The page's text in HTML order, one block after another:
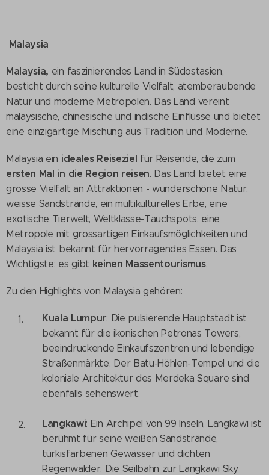
Malaysia
Malaysia, ein faszinierendes Land in Südostasien,
besticht durch seine kulturelle Vielfalt, atemberaubende
Natur und moderne Metropolen. Das Land vereint
malaysische, chinesische und indische Einflüsse und bietet
eine einzigartige Mischung aus Tradition und Moderne.
Malaysia ein ideales Reiseziel für Reisende, die zum
ersten Mal in die Region reisen. Das Land bietet eine
grosse Vielfalt an Attraktionen - wunderschöne Natur,
weisse Sandstrände, ein multikulturelles Erbe, eine
exotische Tierwelt, Weltklasse-Tauchspots, eine
Metropole mit grossartigen Einkaufsmöglichkeiten und
Malaysia ist bekannt für hervorragendes Essen. Das
Wichtigste: es gibt keinen Massentourismus.
Zu den Highlights von Malaysia gehören:
Kuala Lumpur: Die pulsierende Hauptstadt ist
bekannt für die ikonischen Petronas Towers,
beeindruckende Einkaufszentren und lebendige
Straßenmärkte. Der Batu-Höhlen-Tempel und die
koloniale Architektur des Merdeka Square sind
ebenfalls sehenswert.
Langkawi: Ein Archipel von 99 Inseln, Langkawi ist
berühmt für seine weißen Sandstrände,
türkisfarbenen Gewässer und dichten
Regenwälder. Die Seilbahn zur Langkawi Sky